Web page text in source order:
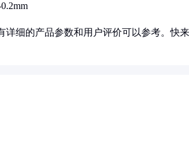
细的产品参数和用户评价可以参考。快来